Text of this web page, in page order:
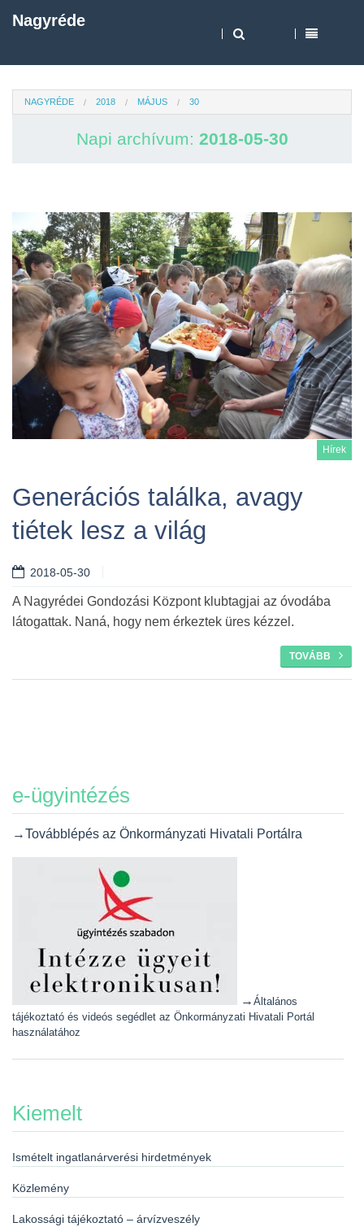
Nagyréde
NAGYRÉDE 2018 MÁJUS 30
Napi archívum: 2018-05-30
Hírek
Generációs találka, avagy
tiétek lesz a világ
2018-05-30
A Nagyrédei Gondozási Központ klubtagjai az óvodába
látogattak. Naná, hogy nem érkeztek üres kézzel.
TOVÁBB
e-ügyintézés
→Továbblépés az Önkormányzati Hivatali Portálra
→ Általános
tájékoztató és videós segédlet az Önkormányzati Hivatali Portál
használatához
Kiemelt
Ismételt ingatlanárverési hirdetmények
Közlemény
Lakossági tájékoztató – árvízveszély